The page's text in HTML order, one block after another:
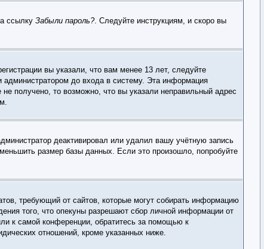
ссылку Забыли пароль?. Следуйте инструкциям, и скоро вы
вы указали, что вам менее 13 лет, следуйте
администратором до входа в систему. Эта информация
получено, то возможно, что вы указали неправильный адрес
деактивировал или удалил вашу учётную запись
размер базы данных. Если это произошло, попробуйте
требующий от сайтов, которые могут собирать информацию
того, что опекуны разрешают сбор личной информации от
к самой конференции, обратитесь за помощью к
отношений, кроме указанных ниже.